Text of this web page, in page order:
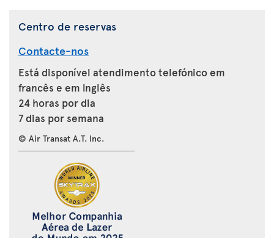
Centro de reservas
Contacte-nos
Está disponível atendimento telefónico em
francês e em inglês
24 horas por dia
7 dias por semana
© Air Transat A.T. Inc.